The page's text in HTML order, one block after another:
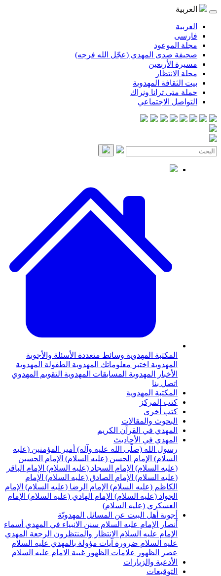
العربية
العربية
فارسی
مجلة الموعود
صحيفة صدى المهدي (عجّل الله فرجه)
مسيرة الأربعين
مجلة الانتظار
بيت الثقافة المهدوية
حملة متى ترانا ونراك
التواصل الاجتماعي
المكتبة المهدوية وسائط متعددة الأسئلة والأجوبة
المهدوية اختبر معلوماتك المهدوية الطفولة المهدوية
الأخبار المهدوية المسابقات المهدوية التقويم المهدوي
اتصل بنا
المكتبة المهدوية
كتب المركز
كتب أخرى
البحوث والمقالات
المهدي في القرآن الكريم
المهدي في الأحاديث
رسول الله (صلّى الله عليه وآله) أمير المؤمنين (عليه
السلام) الإمام الحسن (عليه السلام) الإمام الحسين
(عليه السلام) الإمام السجاد (عليه السلام) الإمام الباقر
(عليه السلام) الإمام الصادق (عليه السلام) الإمام
الكاظم (عليه السلام) الإمام الرضا (عليه السلام) الإمام
الجواد (عليه السلام) الإمام الهادي (عليه السلام) الإمام
العسكري (عليه السلام)
أجوبة أهل البيت عن المسائل المهدويّة
أنصار الإمام عليه السلام سنن الانبياء في المهدي أسماء
الإمام عليه السلام الانتظار والمنتظرون الرجعة المهدي
عليه السلام ضرورة آيات مؤولة بالمهدي عليه السلام
عصر الظهور
علامات الظهور غيبة الامام عليه السلام
الأدعية والزيارات
التوقيعات